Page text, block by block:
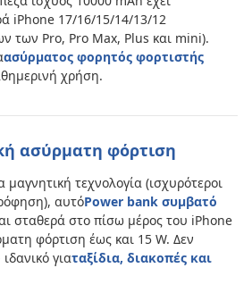
iPhone 17/16/15/14/13/12
των Pro, Pro Max, Plus και mini).
ασύρματος φορητός φορτιστής
χρήση.
ασύρματη φόρτιση
μαγνητική τεχνολογία (ισχυρότεροι
αυτόPower bank συμβατό
σταθερά στο πίσω μέρος του iPhone
φόρτιση έως και 15 W. Δεν
γιαταξίδια, διακοπές και